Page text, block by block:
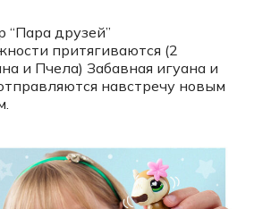
“Пара друзей”
притягиваются (2
и Пчела) Забавная игуана и
навстречу новым